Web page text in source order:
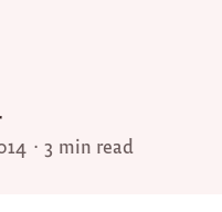
3 min read